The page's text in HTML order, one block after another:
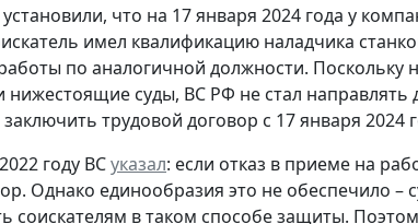
что на 17 января 2024 года у
имел квалификацию наладчика
по аналогичной должности.
нижестоящие суды, ВС РФ не стал
трудовой договор с 17 января 2024
году ВСуказал: если отказ в приеме на
Однако единообразия это не обеспечило –
соискателям в таком способе защиты.